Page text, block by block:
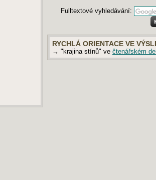
Fulltextové vyhledávání:
RYCHLÁ ORIENTACE VE
→ "krajina stínů" ve čtenářském